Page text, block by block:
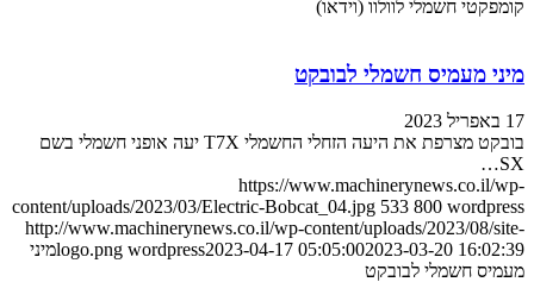
קומפקטי חשמלי לוולוו (וידאו)
מיני מעמיס חשמלי לבובקט
17 באפריל 2023
בובקט מצרפת את היעה הזחלי החשמלי T7X יעה אופני חשמלי בשם
SX…
https://www.machinerynews.co.il/wp-
content/uploads/2023/03/Electric-Bobcat_04.jpg 533 800 wordpress
http://www.machinerynews.co.il/wp-content/uploads/2023/08/site-
logo.png wordpress2023-04-17 05:05:002023-03-20 16:02:39
מיני
מעמיס חשמלי לבובקט